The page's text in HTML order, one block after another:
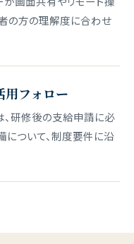
の方の理解度に合わせ
用フォロー
研修後の支給申請に必
ついて、制度要件に沿